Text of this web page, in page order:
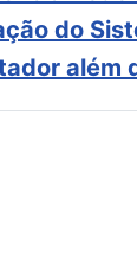
do
além